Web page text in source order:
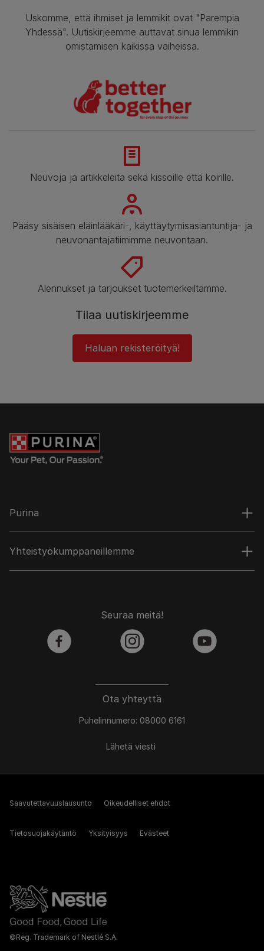
Uskomme, että ihmiset ja lemmikit ovat "Parempia
Yhdessä". Uutiskirjeemme auttavat sinua lemmikin
omistamisen kaikissa vaiheissa.
Neuvoja ja artikkeleita sekä kissoille että koirille.
Pääsy sisäisen eläinlääkäri-, käyttäytymisasiantuntija- ja
neuvonantajatiimimme neuvontaan.
Alennukset ja tarjoukset tuotemerkeiltämme.
Tilaa uutiskirjeemme
Haluan rekisteröityä!
Purina
Yhteistyökumppaneillemme
Ota yhteyttä
Puhelinnumero: 08000 6161
Lähetä viesti
Seuraa meitä!
facebook instagram youtube
©Reg. Trademark of Nestlé S.A.
Saavutettavuuslausunto Oikeudelliset ehdot
Tietosuojakäytäntö Yksityisyys Evästeet